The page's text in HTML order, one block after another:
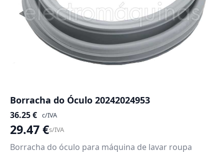
Borracha do Óculo 20242024953
36.25€ c/IVA
29.47€s/IVA
Borracha do óculo para máquina de lavar roupa